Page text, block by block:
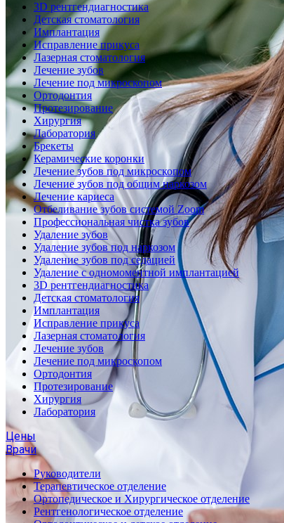
3D рентгендиагностика
Детская стоматология
Имплантация
Исправление прикуса
Лазерная стоматология
Лечение зубов
Лечение под микроскопом
Ортодонтия
Протезирование
Хирургия
Лаборатория
Брекеты
Керамические коронки
Лечение зубов под микроскопом
Лечение зубов под общим наркозом
Лечение кариеса
Отбеливание зубов системой Zoom
Профессиональная чистка зубов
Удаление зубов
Удаление зубов под наркозом
Удаление зубов под седацией
Удаление с одномоментной имплантацией
3D рентгендиагностика
Детская стоматология
Имплантация
Исправление прикуса
Лазерная стоматология
Лечение зубов
Лечение под микроскопом
Ортодонтия
Протезирование
Хирургия
Лаборатория
Цены
Врачи
Руководители
Терапевтическое отделение
Ортопедическое и Хирургическое отделение
Рентгенологическое отделение